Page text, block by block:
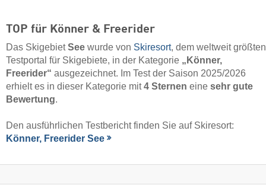
TOP für Könner & Freerider
Das SkigebietSee wurde von Skiresort, dem weltweit größten
Testportal für Skigebiete, in der Kategorie „Könner,
Freerider“ ausgezeichnet. Im Test der Saison 2025/2026
erhielt es in dieser Kategorie mit4 Sternen eine sehr gute
Bewertung.
Den ausführlichen Testbericht finden Sie auf Skiresort:
Könner, Freerider See